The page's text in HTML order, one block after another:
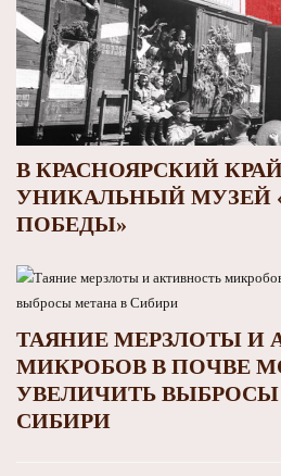
В КРАСНОЯРСКИЙ
УНИКАЛЬНЫЙ МУЗЕЙ
ПОБЕДЫ»
ТАЯНИЕ МЕРЗЛОТЫ И
МИКРОБОВ В ПОЧВЕ
УВЕЛИЧИТЬ
СИБИРИ